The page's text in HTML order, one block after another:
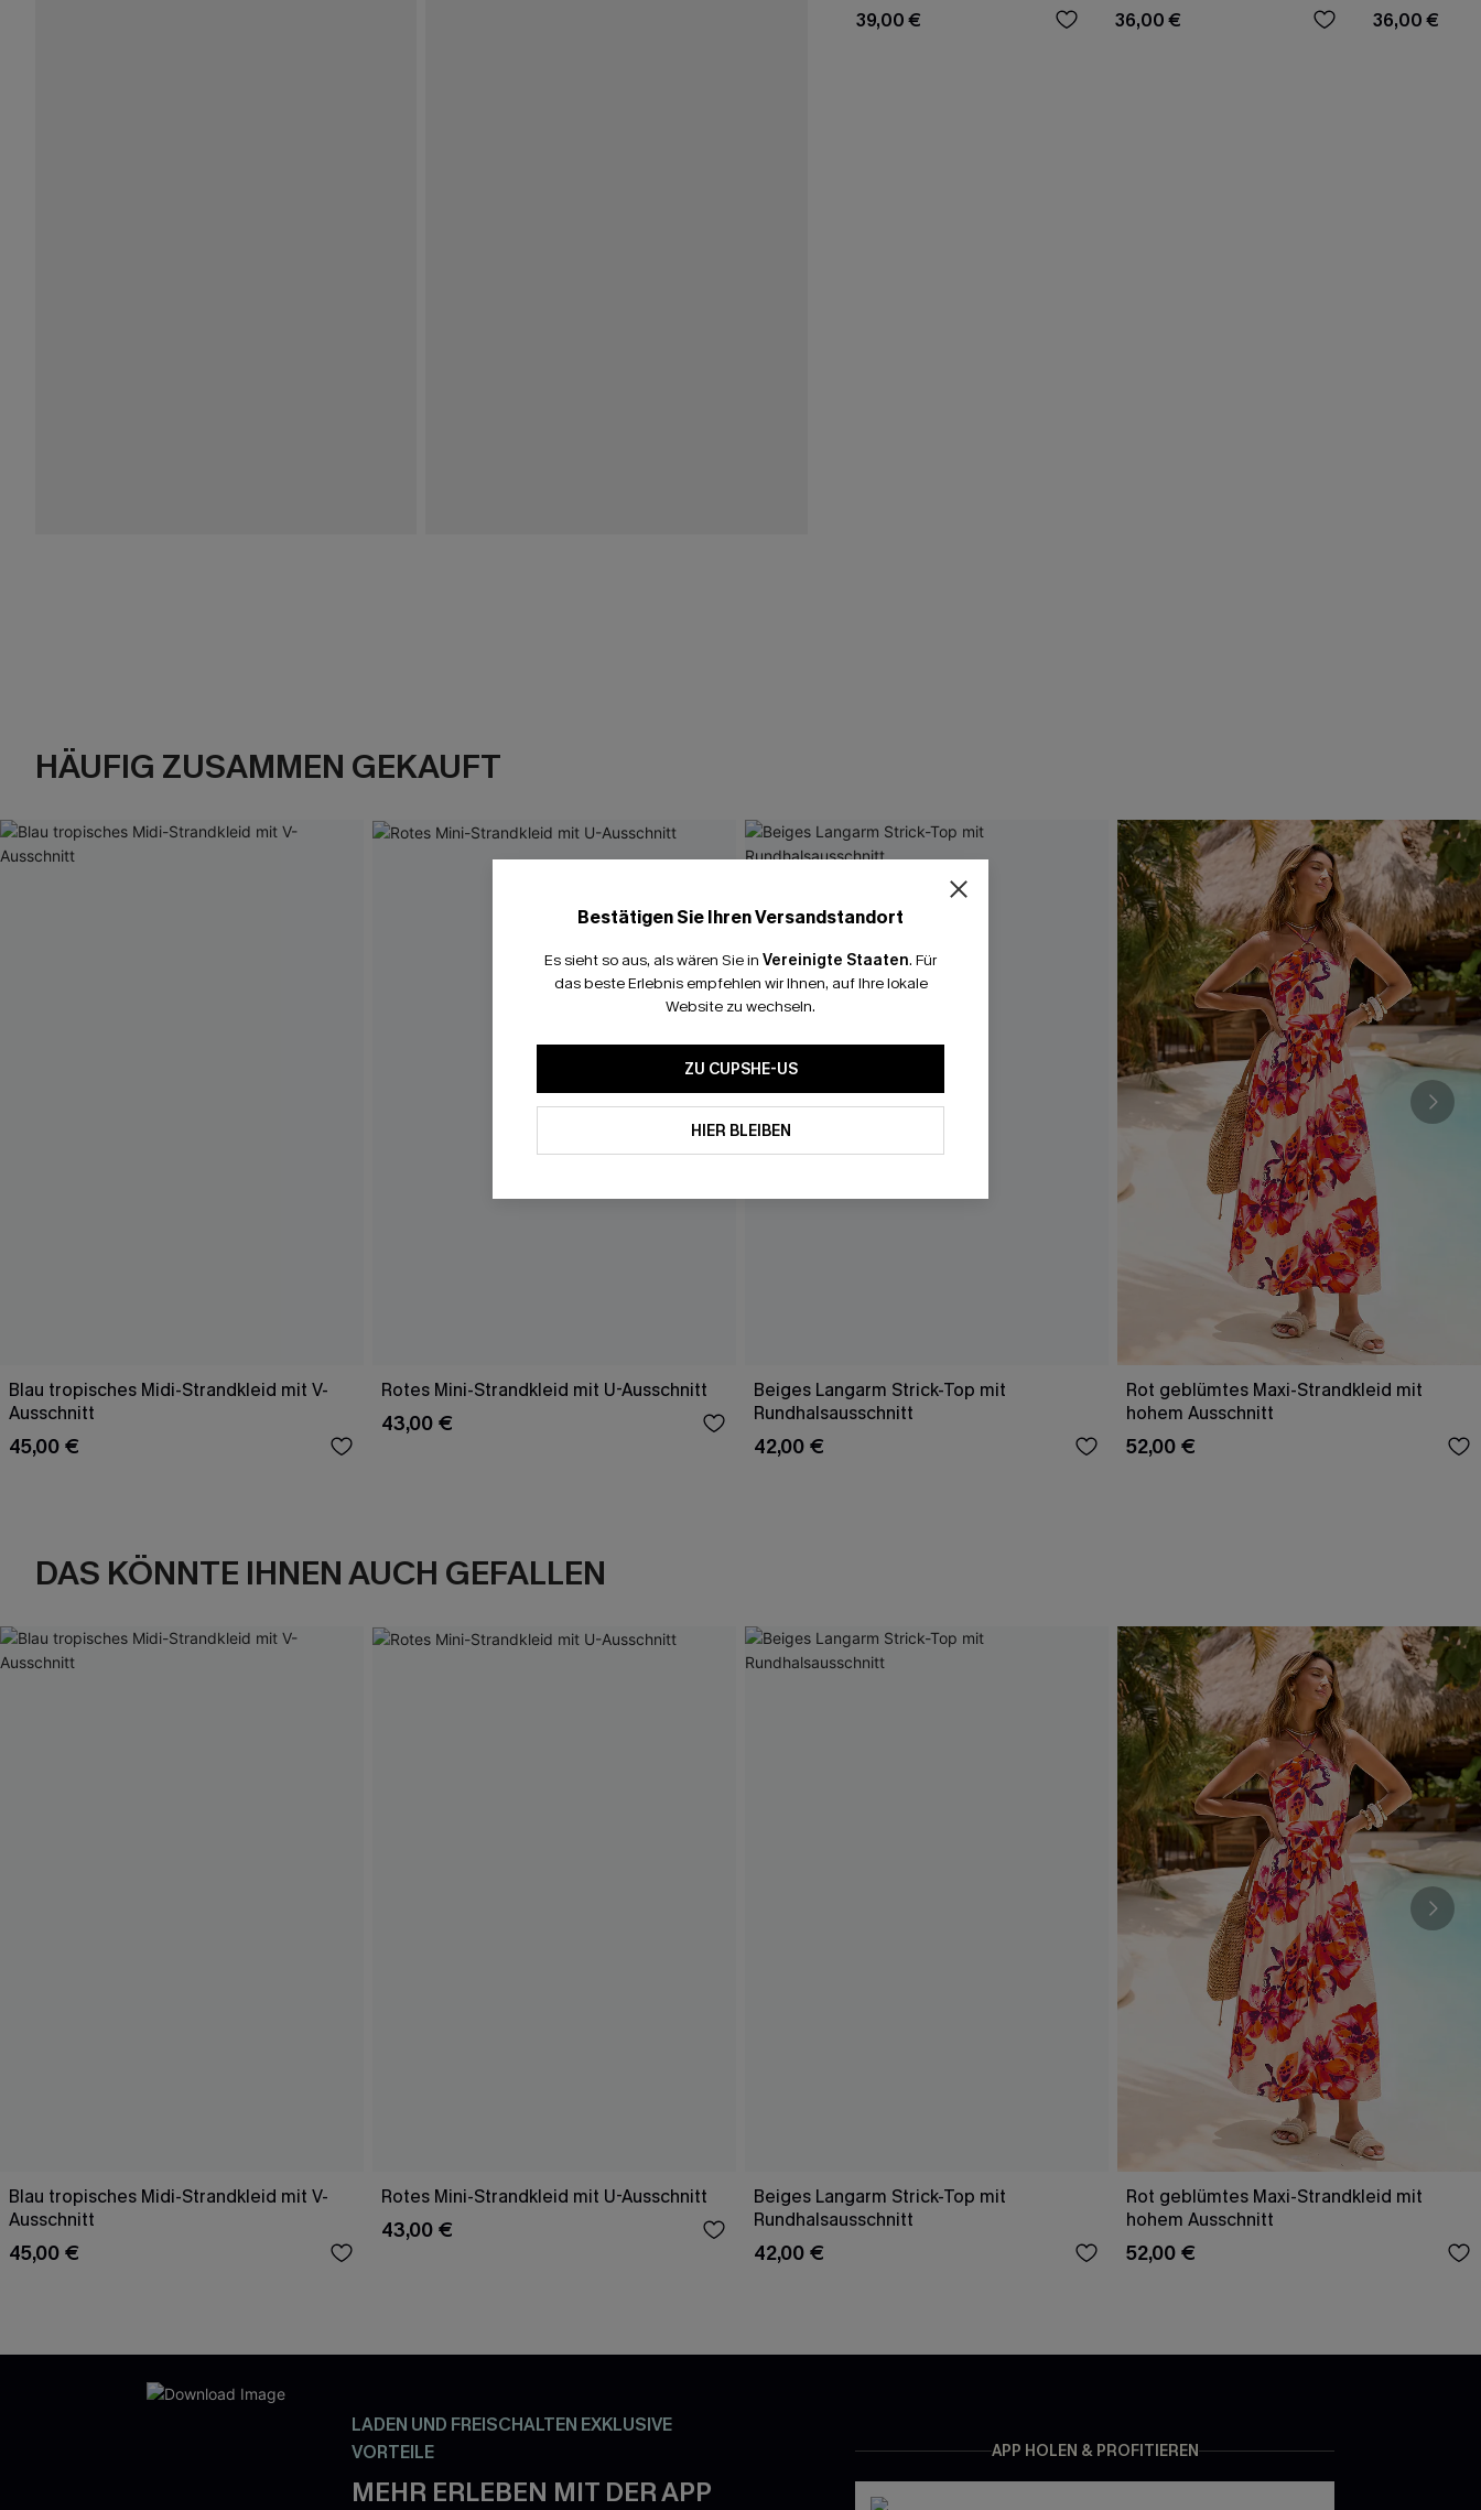
39,00 € 36,00 € 36,00 €
HÄUFIG ZUSAMMEN GEKAUFT
Blau tropisches Midi-Strandkleid mit V-
Ausschnitt
45,00 €
Rotes Mini-Strandkleid mit U-Ausschnitt
43,00 €
Beiges Langarm Strick-Top mit
Rundhalsausschnitt
42,00 €
Rot geblümtes Maxi-Strandkleid mit
hohem Ausschnitt
52,00 €
DAS KÖNNTE IHNEN AUCH GEFALLEN
Blau tropisches Midi-Strandkleid mit V-
Ausschnitt
45,00 €
Rotes Mini-Strandkleid mit U-Ausschnitt
43,00 €
Beiges Langarm Strick-Top mit
Rundhalsausschnitt
42,00 €
Rot geblümtes Maxi-Strandkleid mit
hohem Ausschnitt
52,00 €
LADEN UND FREISCHALTEN EXKLUSIVE
VORTEILE
MEHR ERLEBEN MIT DER APP
APP HOLEN & PROFITIEREN
Bestätigen Sie Ihren Versandstandort
Es sieht so aus, als wären Sie in Vereinigte Staaten. Für
das beste Erlebnis empfehlen wir Ihnen, auf Ihre lokale
Website zu wechseln.
ZU CUPSHE-US
HIER BLEIBEN